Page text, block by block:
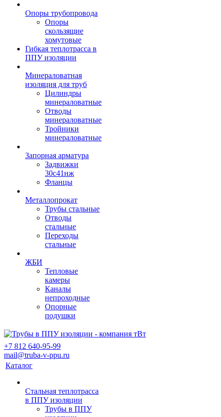
Опоры трубопровода
Опоры
скользящие
хомутовые
Гибкая теплотрасса в
ППУ изоляции
Минераловатная
изоляция для труб
Цилиндры
минераловатные
Отводы
минераловатные
Тройники
минераловатные
Запорная арматура
Задвижки
30с41нж
Фланцы
Металлопрокат
Трубы стальные
Отводы
стальные
Переходы
стальные
ЖБИ
Тепловые
камеры
Каналы
непроходные
Опорные
подушки
+7 812 640-95-99
mail@truba-v-ppu.ru
Каталог
Стальная теплотрасса
в ППУ изоляции
Трубы в ППУ